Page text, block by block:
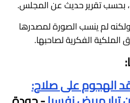
ولكنه لم ينسب الصورة لمصدرها
الملكية الفكرية لصاحبها.
الهجوم على صلاح: